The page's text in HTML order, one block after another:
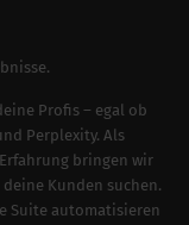
Profis – egal ob
Perplexity. Als
bringen wir
Kunden suchen.
Suite automatisieren